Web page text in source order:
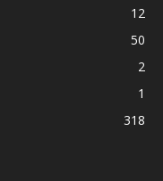
12
50
2
1
318